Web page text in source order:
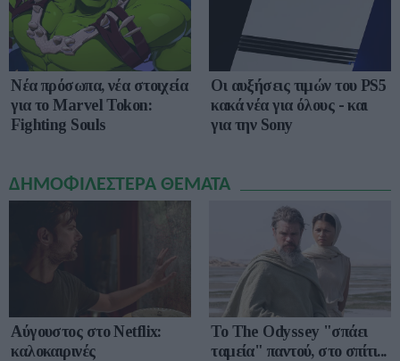
Νέα πρόσωπα, νέα στοιχεία
για το Marvel Tokon:
Fighting Souls
Οι αυξήσεις τιμών του PS5
κακά νέα για όλους - και
για την Sony
ΔΗΜΟΦΙΛΕΣΤΕΡΑ ΘΕΜΑΤΑ
Αύγουστος στο Netflix:
καλοκαιρινές
To The Odyssey "σπάει
ταμεία" παντού, στο σπίτι...